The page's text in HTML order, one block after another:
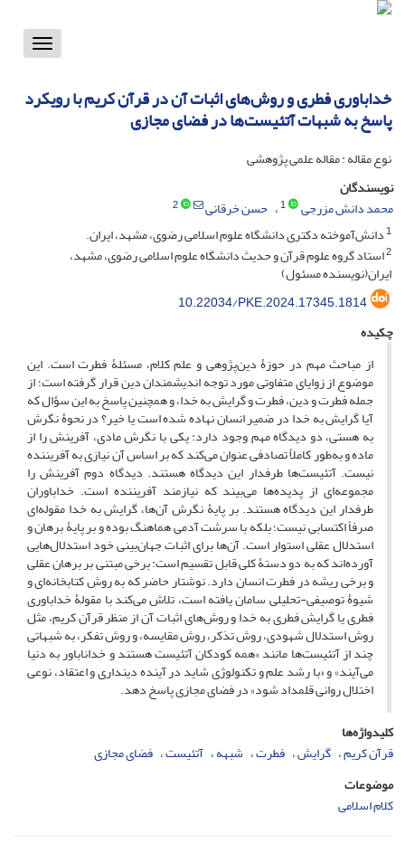
Toggle
خداباوری فطری و روش‌های اثبات آن در قرآن کریم با رویکرد
پاسخ به شبهات آتئیست‌ها در فضای مجازی
نوع مقاله : مقاله علمی پژوهشی
نویسندگان
محمد دانش مزرجی
1 حسن خرقانی
2
1دانش‌آموخته دکتری دانشگاه علوم اسلامى رضوى، مشهد، ایران.
2استاد گروه علوم قرآن و حدیث دانشگاه علوم اسلامی رضوی، مشهد،
ایران(نویسنده مسئول)
10.22034/PKE.2024.17345.1814
چکیده
از مباحث مهم در حوزۀ دین‌پژوهی و علم کلام، مسئلۀ فطرت است. این
موضوع از زوایای متفاوتی مورد توجه اندیشمندان دین قرار گرفته است؛ از
جمله فطرت و دین، فطرت و گرایش به خدا، و همچنین پاسخ به این سؤال که
آیا گرایش به خدا در ضمیر انسان نهاده شده است یا خیر؟ در نحوۀ نگرش
به هستی، دو دیدگاه مهم وجود دارد: یکی با نگرش مادی، آفرینش را از
ماده و به‌طور کاملاً تصادفی عنوان می‌کند که بر اساس آن نیازی به آفریننده
نیست. آتئیست‌ها طرفدار این دیدگاه هستند. دیدگاه دوم آفرینش را
مجموعه‌ای از پدیده‌ها می‌بیند که نیازمند آفریننده است. خداباوران
طرفدار این دیدگاه هستند. بر پایۀ نگرش آن‌ها، گرایش به خدا مقوله‌ای
صرفاً اکتسابی نیست؛ بلکه با سرشت آدمی هماهنگ بوده و بر پایۀ برهان و
استدلال عقلی استوار است. آن‌ها برای اثبات جهان‌بینی خود استدلال‌هایی
آورده‌اند که به دو دستۀ کلی قابل تقسیم است: برخی مبتنی بر برهان عقلی
و برخی ریشه در فطرت انسان دارد. نوشتار حاضر که به روش کتابخانه‌ای و
شیوۀ توصیفی-تحلیلی سامان یافته است، تلاش می‌کند با مقولۀ خداباوری
فطری یا گرایش فطری به خدا و روش‌های اثبات آن از منظر قرآن کریم، مثل
روش استدلال شهودی، روش تذکر، روش مقایسه، و روش تفکر، به شبهاتی
چند از آتئیست‌ها مانند «همه کودکان آتئیست هستند و خداناباور به دنیا
می‌آیند» و «با رشد علم و تکنولوژی شاید در آینده دینداری و اعتقاد، نوعی
اختلال روانی قلمداد شود» در فضای مجازی پاسخ دهد.
کلیدواژه‌ها
قرآن کریم گرایش فطرت شبهه آتئیست فضای مجازی
موضوعات
کلام اسلامی